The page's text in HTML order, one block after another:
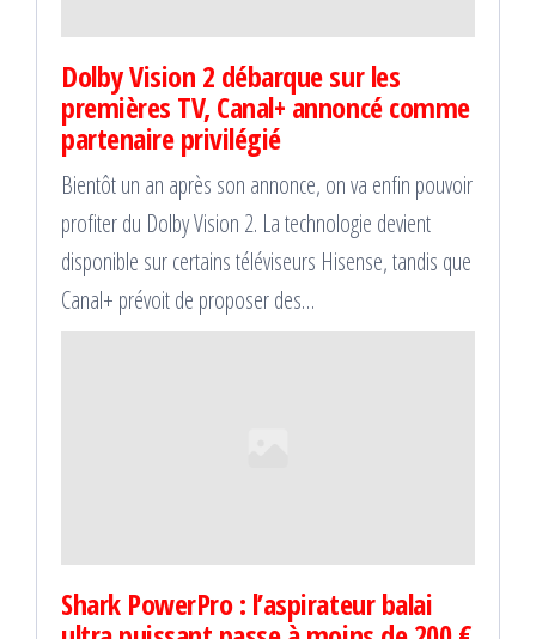
Dolby Vision 2 débarque sur les
premières TV, Canal+ annoncé comme
partenaire privilégié
Bientôt un an après son annonce, on va enfin pouvoir
profiter du Dolby Vision 2. La technologie devient
disponible sur certains téléviseurs Hisense, tandis que
Canal+ prévoit de proposer des…
Shark PowerPro : l’aspirateur balai